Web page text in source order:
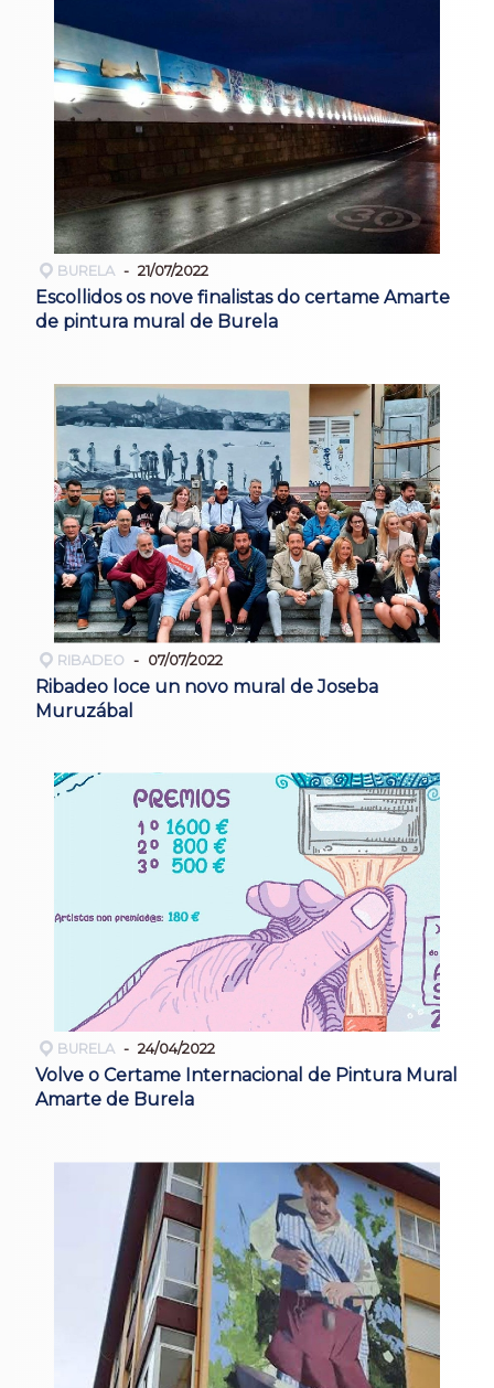
BURELA 21/07/2022
Escollidos os nove finalistas do certame Amarte
de pintura mural de Burela
RIBADEO 07/07/2022
Ribadeo loce un novo mural de Joseba
Muruzábal
BURELA 24/04/2022
Volve o Certame Internacional de Pintura Mural
Amarte de Burela